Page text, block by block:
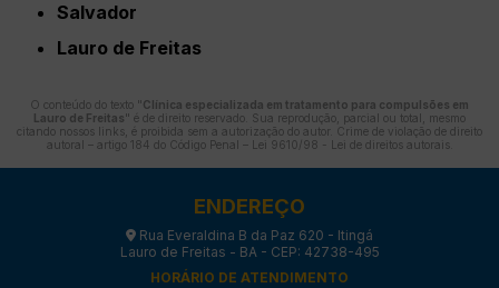
Salvador
Lauro de Freitas
O conteúdo do texto "Clínica especializada em tratamento para compulsões em
Lauro de Freitas" é de direito reservado. Sua reprodução, parcial ou total, mesmo
citando nossos links, é proibida sem a autorização do autor. Crime de violação de direito
autoral – artigo 184 do Código Penal –
Lei 9610/98 - Lei de direitos autorais.
ENDEREÇO
Rua Everaldina B da Paz 620 - Itingá
Lauro de Freitas - BA - CEP: 42738-495
HORÁRIO DE ATENDIMENTO